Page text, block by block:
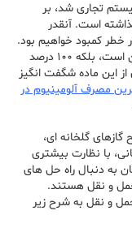
تجاری شد، بر
است. آنقدر
کمبود خواهیم بود.
آلومینیوم نه تنها فراوان ترین فلز در پوسته زمین است، بلکه ۱۰۰ درصد
این ماده شگفت انگیز
مصرف آلومینیوم در
گلخانه ای،
با نظارت بیشتری
به دنبال راه حل های
حمل و نقل هستند.
و نقل به شرح زیر